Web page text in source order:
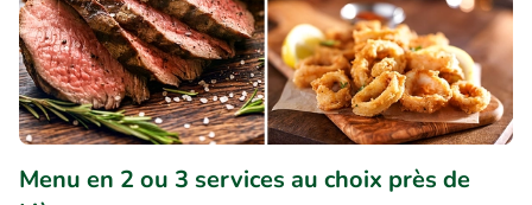
Menu en 2 ou 3 services au choix près de